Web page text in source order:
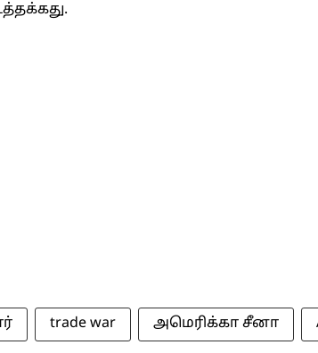
trade war அமெரிக்கா சீனா